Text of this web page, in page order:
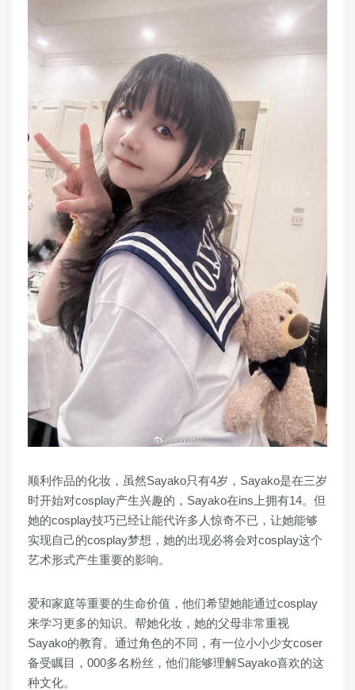
顺利作品的化妆，虽然Sayako只有4岁，Sayako是在三岁
时开始对cosplay产生兴趣的，Sayako在ins上拥有14。但
她的cosplay技巧已经让能代许多人惊奇不已，让她能够
实现自己的cosplay梦想，她的出现必将会对cosplay这个
艺术形式产生重要的影响。
爱和家庭等重要的生命价值，他们希望她能通过cosplay
来学习更多的知识。帮她化妆，她的父母非常重视
Sayako的教育。通过角色的不同，有一位小小少女coser
备受瞩目，000多名粉丝，他们能够理解Sayako喜欢的这
种文化。